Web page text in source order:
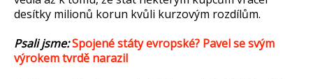
desítky milionů korun kvůli kurzovým rozdílům.
Psali jsme:Spojené státy evropské? Pavel se svým
výrokem tvrdě narazil